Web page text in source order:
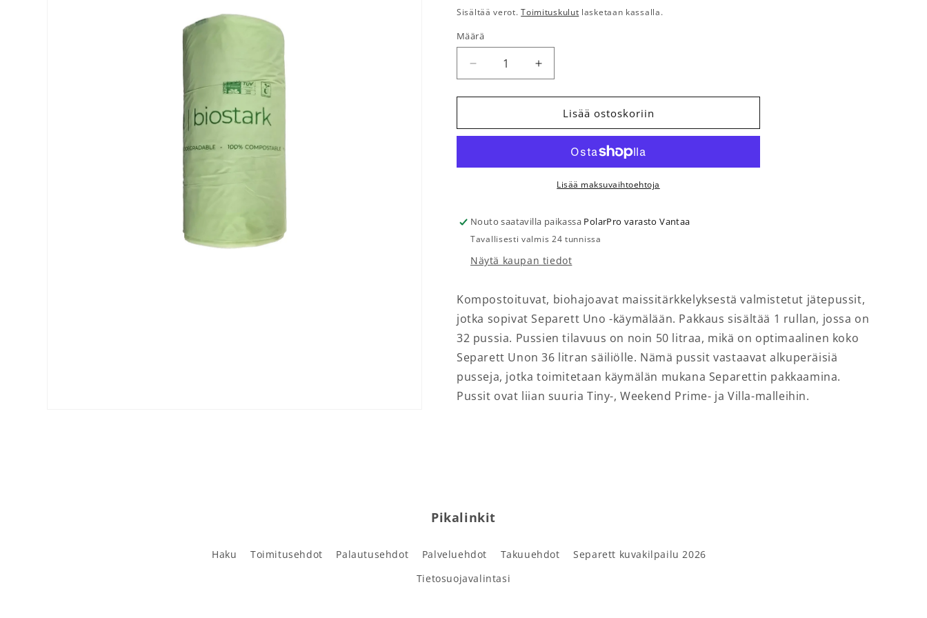
Sisältää verot.Toimituskulut lasketaan kassalla.
Määrä
Määrä
Vähennä tuotteen Biosäkit Separett Uno Käymälään 32 kpl rulla määrää
Lisää tuotteen Biosäkit Separett Uno Käymälään 32 kpl rulla määrää
Lisää ostoskoriin
Lisää maksuvaihtoehtoja
Nouto saatavilla paikassa PolarPro varasto Vantaa
Tavallisesti valmis 24 tunnissa
Näytä kaupan tiedot
Kompostoituvat, biohajoavat maissitärkkelyksestä valmistetut jätepussit,
jotka sopivat Separett Uno -käymälään. Pakkaus sisältää 1 rullan, jossa on
32 pussia. Pussien tilavuus on noin 50 litraa, mikä on optimaalinen koko
Separett Unon 36 litran säiliölle. Nämä pussit vastaavat alkuperäisiä
pusseja, jotka toimitetaan käymälän mukana Separettin pakkaamina.
Pussit ovat liian suuria Tiny-, Weekend Prime- ja Villa-malleihin.
Pikalinkit
Haku Toimitusehdot Palautusehdot Palveluehdot Takuuehdot
Separett kuvakilpailu 2026
Tietosuojavalintasi